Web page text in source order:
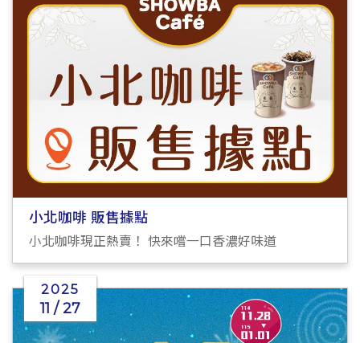
小北咖啡 販售據點
小北咖啡現正熱賣！ 快來嚐一口香濃好味道
2025
11 / 27